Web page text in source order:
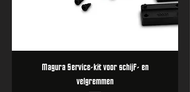
Magura Service-kit voor schijf- en
velgremmen